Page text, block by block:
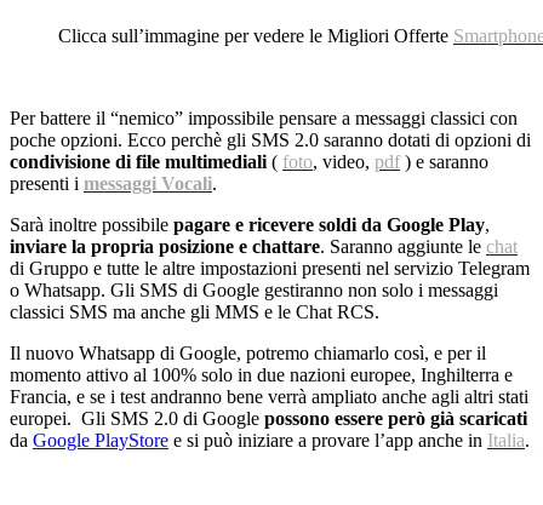
Clicca sull’immagine per vedere le Migliori Offerte
Per battere il “nemico” impossibile pensare a messaggi classici con
poche opzioni. Ecco perchè gli SMS 2.0 saranno dotati di opzioni di
condivisione di file multimediali ( foto, video, pdf) e saranno
presenti i messaggi Vocali.
Sarà inoltre possibile pagare e ricevere soldi da Google Play,
inviare la propria posizione e chattare. Saranno aggiunte le chat
di Gruppo e tutte le altre impostazioni presenti nel servizio Telegram
o Whatsapp. Gli SMS di Google gestiranno non solo i messaggi
classici SMS ma anche gli MMS e le Chat RCS.
Il nuovo Whatsapp di Google, potremo chiamarlo così, e per il
momento attivo al 100% solo in due nazioni europee, Inghilterra e
Francia, e se i test andranno bene verrà ampliato anche agli altri stati
europei. Gli SMS 2.0 di Google possono essere però già scaricati
da Google PlayStore e si può iniziare a provare l’app anche in Italia.